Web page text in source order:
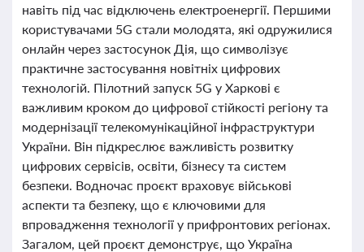
навіть під час відключень електроенергії. Першими
користувачами 5G стали молодята, які одружилися
онлайн через застосунок Дія, що символізує
практичне застосування новітніх цифрових
технологій. Пілотний запуск 5G у Харкові є
важливим кроком до цифрової стійкості регіону та
модернізації телекомунікаційної інфраструктури
України. Він підкреслює важливість розвитку
цифрових сервісів, освіти, бізнесу та систем
безпеки. Водночас проєкт враховує військові
аспекти та безпеку, що є ключовими для
впровадження технології у прифронтових регіонах.
Загалом, цей проєкт демонструє, що Україна